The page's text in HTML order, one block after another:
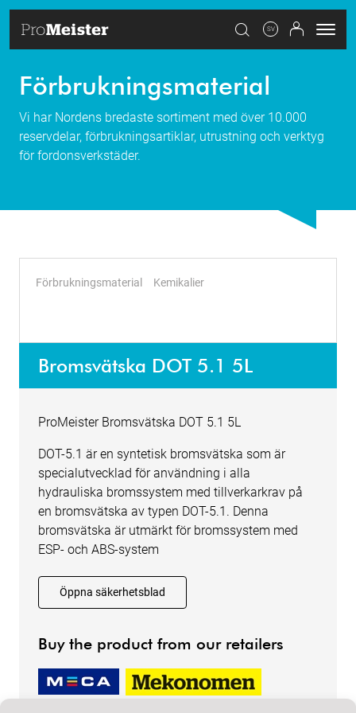
SV
Förbrukningsmaterial
Vi har Nordens bredaste sortiment med över 10.000
reservdelar, förbrukningsartiklar, utrustning och verktyg
för fordonsverkstäder.
Förbrukningsmaterial Kemikalier
Bromsvätska DOT 5.1 5L
ProMeister Bromsvätska DOT 5.1 5L
DOT-5.1 är en syntetisk bromsvätska som är
specialutvecklad för användning i alla
hydrauliska bromssystem med tillverkarkrav på
en bromsvätska av typen DOT-5.1. Denna
bromsvätska är utmärkt för bromssystem med
ESP- och ABS-system
Öppna säkerhetsblad
Buy the product from our retailers